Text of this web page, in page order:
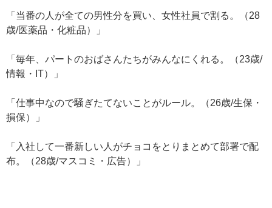
「当番の人が全ての男性分を買い、女性社員で割る。（28
歳/医薬品・化粧品）」
「毎年、パートのおばさんたちがみんなにくれる。（23歳/
情報・IT）」
「仕事中なので騒ぎたてないことがルール。（26歳/生保・
損保）」
「入社して一番新しい人がチョコをとりまとめて部署で配
布。（28歳/マスコミ・広告）」